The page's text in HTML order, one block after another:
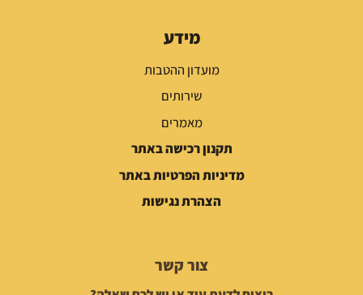
מידע
מועדון ההטבות
שירותים
מאמרים
תקנון רכישה באתר
מדיניות הפרטיות באתר
הצהרת נגישות
צור קשר